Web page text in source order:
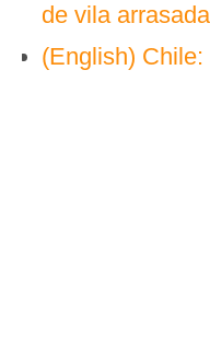
de vila
(English)